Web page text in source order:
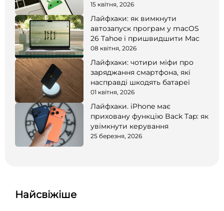
15 квітня, 2026
Лайфхаки: як вимкнути
автозапуск програм у macOS
26 Tahoe і пришвидшити Mac
08 квітня, 2026
Лайфхаки: чотири міфи про
заряджання смартфона, які
насправді шкодять батареї
01 квітня, 2026
Лайфхаки. iPhone має
приховану функцію Back Tap: як
увімкнути керування
25 березня, 2026
Найсвіжіше